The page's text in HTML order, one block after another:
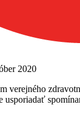
2020
verejného